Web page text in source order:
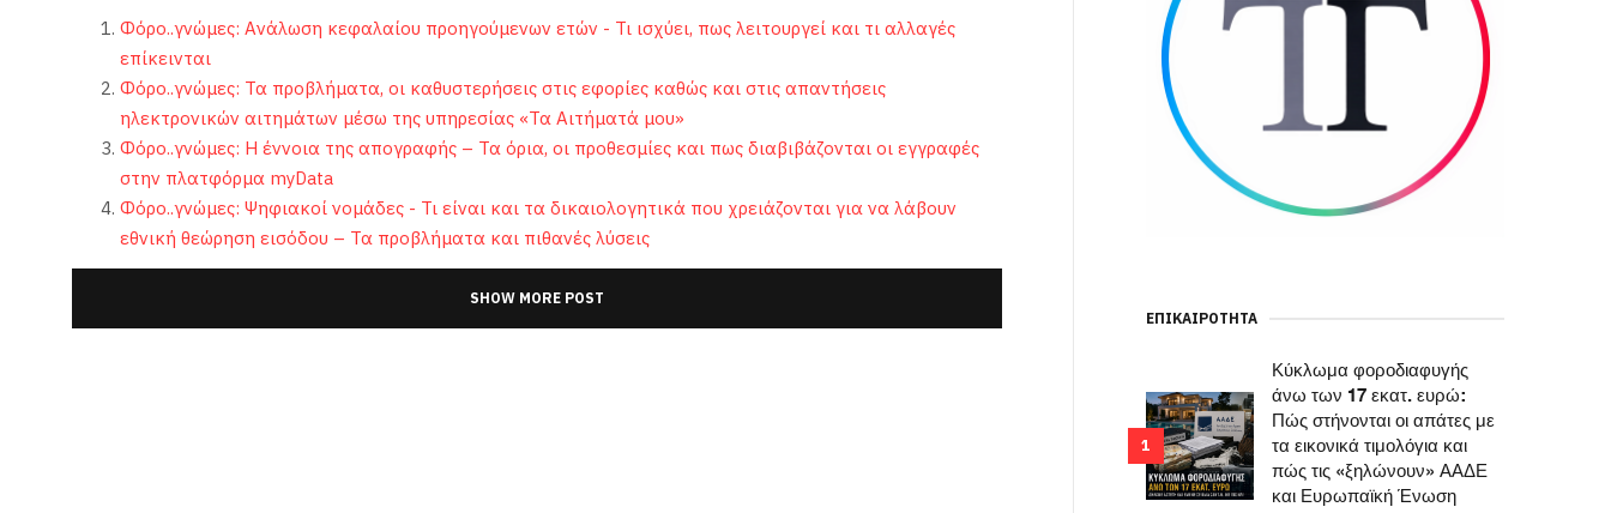
Φόρο..γνώμες: Ανάλωση κεφαλαίου προηγούμενων ετών - Τι ισχύει, πως λειτουργεί και τι αλλαγές
επίκεινται
Φόρο..γνώμες: Τα προβλήματα, οι καθυστερήσεις στις εφορίες καθώς και στις απαντήσεις
ηλεκτρονικών αιτημάτων μέσω της υπηρεσίας «Τα Αιτήματά μου»
Φόρο..γνώμες: Η έννοια της απογραφής – Τα όρια, οι προθεσμίες και πως διαβιβάζονται οι εγγραφές
στην πλατφόρμα myData
Φόρο..γνώμες: Ψηφιακοί νομάδες - Τι είναι και τα δικαιολογητικά που χρειάζονται για να λάβουν
εθνική θεώρηση εισόδου – Τα προβλήματα και πιθανές λύσεις
SHOW MORE POST
ΕΠΙΚΑΙΡΌΤΗΤΑ
1
Κύκλωμα φοροδιαφυγής
άνω των 17 εκατ. ευρώ:
Πώς στήνονται οι απάτες με
τα εικονικά τιμολόγια και
πώς τις «ξηλώνουν» ΑΑΔΕ
και Ευρωπαϊκή Ένωση